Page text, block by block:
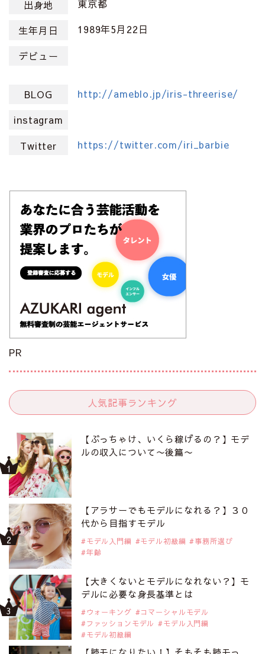
出身地 東京都
生年月日 1989年5月22日
デビュー
BLOG http://ameblo.jp/iris-threerise/
instagram
Twitter
https://twitter.com/iri_barbie
PR
人気記事ランキング
【ぶっちゃけ、いくら稼げるの？】モデ
ルの収入について〜後篇〜
【アラサーでもモデルになれる？】３０
代から目指すモデル
モデル入門編 モデル初級編
事務所選び
年齢
【大きくないとモデルになれない？】モ
デルに必要な身長基準とは
ウォーキング
コマーシャルモデル
ファッションモデル
モデル入門編
モデル初級編